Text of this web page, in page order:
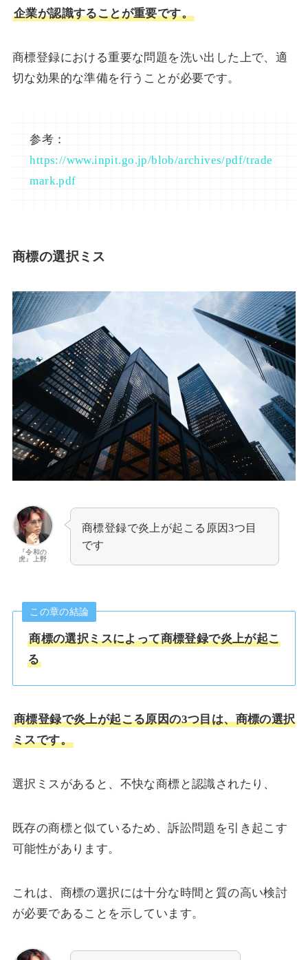
企業が認識することが重要です。
商標登録における重要な問題を洗い出した上で、適
切な効果的な準備を行うことが必要です。
参考：
https://www.inpit.go.jp/blob/archives/pdf/trade
mark.pdf
商標の選択ミス
『令和の
虎』上野
商標登録で炎上が起こる原因3つ目
です
この章の結論
商標の選択ミスによって商標登録で炎上が起こ
る
商標登録で炎上が起こる原因の3つ目は、商標の選択
ミスです。
選択ミスがあると、不快な商標と認識されたり、
既存の商標と似ているため、訴訟問題を引き起こす
可能性があります。
これは、商標の選択には十分な時間と質の高い検討
が必要であることを示しています。